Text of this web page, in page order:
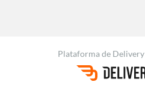
Plataforma de Delivery